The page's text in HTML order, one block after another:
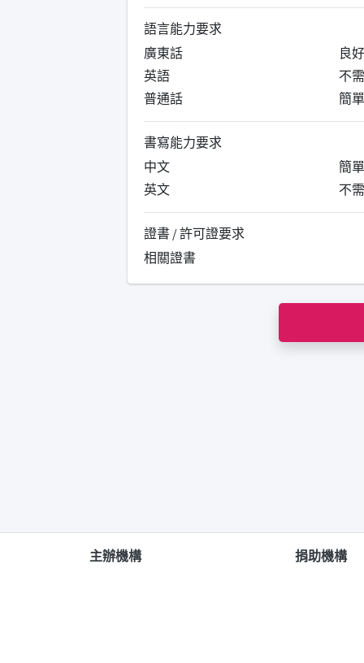
語言能力要求
廣東話
良好
英語
不
普通話
簡單
書寫能力要求
中文
簡單
英文
不
證書 / 許可證要求
相關證書
主辦機構 捐助機構